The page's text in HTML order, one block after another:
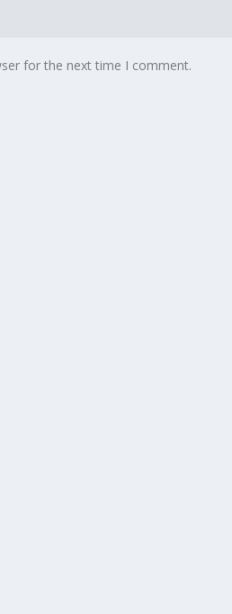
for the next time I comment.